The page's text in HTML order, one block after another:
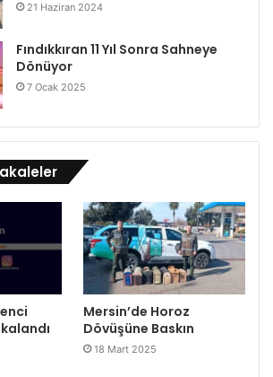
21 Haziran 2024
Fındıkkıran 11 Yıl Sonra Sahneye
Dönüyor
7 Ocak 2025
Mersin’de Horoz
Dövüşüne Baskın
18 Mart 2025